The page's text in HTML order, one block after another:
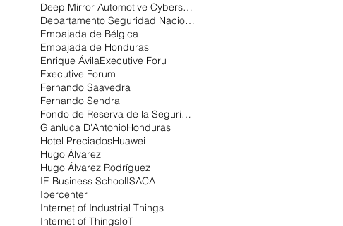
Deep Mirror Automotive Cybersecurity
Departamento Seguridad Nacional
Embajada de Bélgica
Embajada de Honduras
Enrique ÁvilaExecutive Foru
Executive Forum
Fernando Saavedra
Fernando Sendra
Fondo de Reserva de la Seguridad Social:
Gianluca D'AntonioHonduras
Hotel PreciadosHuawei
Hugo Álvarez
Hugo Álvarez Rodríguez
IE Business SchoolISACA
Ibercenter
Internet of Industrial Things
Internet of ThingsIoT